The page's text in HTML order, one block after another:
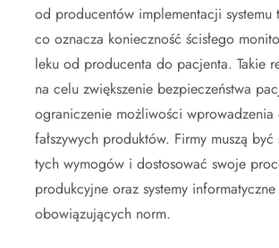
od producentów implementacji systemu
co oznacza konieczność ścisłego
leku od producenta do pacjenta. Takie
na celu zwiększenie bezpieczeństwa
ograniczenie możliwości
fałszywych produktów. Firmy muszą
tych wymogów i dostosować swoje
produkcyjne oraz systemy
obowiązujących norm.